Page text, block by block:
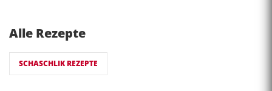
Alle Rezepte
SCHASCHLIK REZEPTE